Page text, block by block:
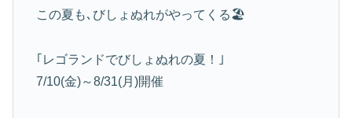
この夏も､びしょぬれがやってくる🏖
｢レゴランドでびしょぬれの夏！｣
7/10(金)～8/31(月)開催